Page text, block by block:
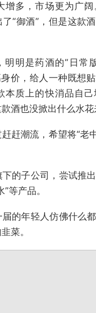
增多，市场更为广
“御酒”，但是这款
明明是药酒的“日常
身价，给人一种既想
本质上的快消品自
酒也没掀出什么水花
赶潮流，希望将“老
的子公司，尝试推
等产品。
的年轻人仿佛什么
菜。